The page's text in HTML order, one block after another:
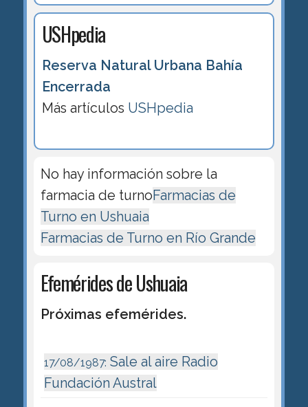
USHpedia
Reserva Natural Urbana Bahía
Encerrada
Más artículos USHpedia
No hay información sobre la
farmacia de turnoFarmacias de
Turno en Ushuaia
Farmacias de Turno en Río Grande
Efemérides de Ushuaia
Próximas efemérides.
17/08/1987: Sale al aire Radio
Fundación Austral